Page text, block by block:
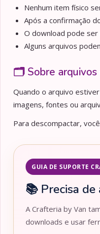
Nenhum item físico
Após a confirmação
O download pode
Alguns arquivos
🗂️ Sobre arquivos
Quando o arquivo
imagens, fontes ou
Para descompactar,
GUIA DE SUPORTE
📚 Precisa
A Crafteria by Van
downloads e usar